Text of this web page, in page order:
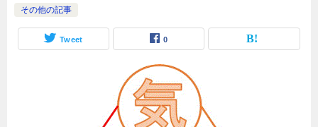
その他の記事
Tweet 0